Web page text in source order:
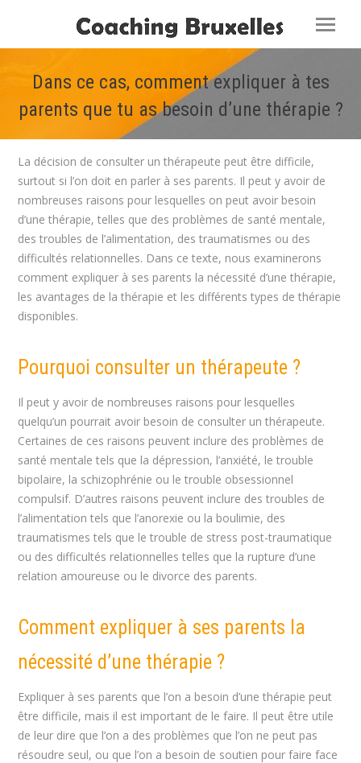
Dans ce cas, comment expliquer à tes
parents que tu as besoin d’une thérapie ?
La décision de consulter un thérapeute peut être difficile,
surtout si l’on doit en parler à ses parents. Il peut y avoir de
nombreuses raisons pour lesquelles on peut avoir besoin
d’une thérapie, telles que des problèmes de santé mentale,
des troubles de l’alimentation, des traumatismes ou des
difficultés relationnelles. Dans ce texte, nous examinerons
comment expliquer à ses parents la nécessité d’une thérapie,
les avantages de la thérapie et les différents types de thérapie
disponibles.
Pourquoi consulter un thérapeute ?
Il peut y avoir de nombreuses raisons pour lesquelles
quelqu’un pourrait avoir besoin de consulter un thérapeute.
Certaines de ces raisons peuvent inclure des problèmes de
santé mentale tels que la dépression, l’anxiété, le trouble
bipolaire, la schizophrénie ou le trouble obsessionnel
compulsif. D’autres raisons peuvent inclure des troubles de
l’alimentation tels que l’anorexie ou la boulimie, des
traumatismes tels que le trouble de stress post-traumatique
ou des difficultés relationnelles telles que la rupture d’une
relation amoureuse ou le divorce des parents.
Comment expliquer à ses parents la
nécessité d’une thérapie ?
Expliquer à ses parents que l’on a besoin d’une thérapie peut
être difficile, mais il est important de le faire. Il peut être utile
de leur dire que l’on a des problèmes que l’on ne peut pas
résoudre seul, ou que l’on a besoin de soutien pour faire face